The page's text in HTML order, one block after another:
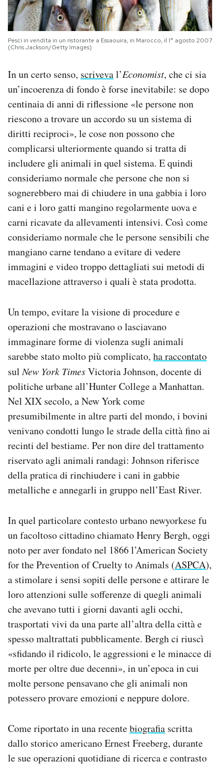
Pesci in vendita in un ristorante a Essaouira, in Marocco, il 1° agosto 2007
(Chris Jackson/Getty Images)
In un certo senso, scriveval’Economist, che ci sia
un’incoerenza di fondo è forse inevitabile: se dopo
centinaia di anni di riflessione «le persone non
riescono a trovare un accordo su un sistema di
diritti reciproci», le cose non possono che
complicarsi ulteriormente quando si tratta di
includere gli animali in quel sistema. E quindi
consideriamo normale che persone che non si
sognerebbero mai di chiudere in una gabbia i loro
cani e i loro gatti mangino regolarmente uova e
carni ricavate da allevamenti intensivi. Così come
consideriamo normale che le persone sensibili che
mangiano carne tendano a evitare di vedere
immagini e video troppo dettagliati sui metodi di
macellazione attraverso i quali è stata prodotta.
Un tempo, evitare la visione di procedure e
operazioni che mostravano o lasciavano
immaginare forme di violenza sugli animali
sarebbe stato molto più complicato, ha raccontato
sulNew York TimesVictoria Johnson, docente di
politiche urbane all’Hunter College a Manhattan.
Nel XIX secolo, a New York come
presumibilmente in altre parti del mondo, i bovini
venivano condotti lungo le strade della città fino ai
recinti del bestiame. Per non dire del trattamento
riservato agli animali randagi: Johnson riferisce
della pratica di rinchiudere i cani in gabbie
metalliche e annegarli in gruppo nell’East River.
In quel particolare contesto urbano newyorkese fu
un facoltoso cittadino chiamato Henry Bergh, oggi
noto per aver fondato nel 1866 l’American Society
for the Prevention of Cruelty to Animals (ASPCA),
a stimolare i sensi sopiti delle persone e attirare le
loro attenzioni sulle sofferenze di quegli animali
che avevano tutti i giorni davanti agli occhi,
trasportati vivi da una parte all’altra della città e
spesso maltrattati pubblicamente. Bergh ci riuscì
«sfidando il ridicolo, le aggressioni e le minacce di
morte per oltre due decenni», in un’epoca in cui
molte persone pensavano che gli animali non
potessero provare emozioni e neppure dolore.
Come riportato in una recentebiografia scritta
dallo storico americano Ernest Freeberg, durante
le sue operazioni quotidiane di ricerca e contrasto